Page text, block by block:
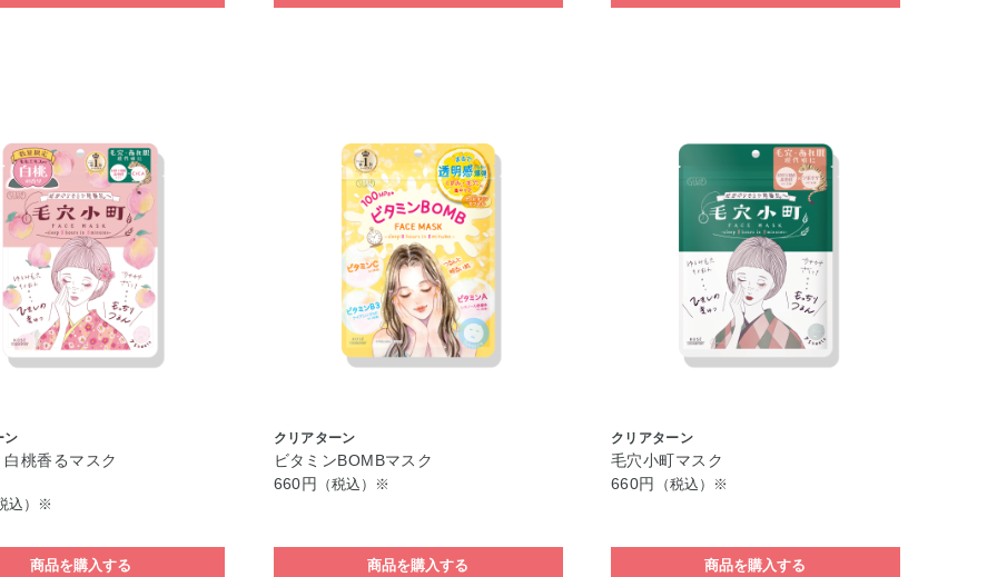
ン
桃香るマスク
込）※
商品を購入する
クリアターン
ビタミンBOMBマスク
660円
（税込）※
商品を購入する
クリアターン
毛穴小町マスク
660円
（税込）※
商品を購入する